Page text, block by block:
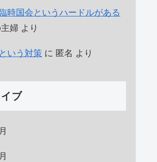
時国会というハードルがある
婦 より
いう対策 に 匿名 より
ブ